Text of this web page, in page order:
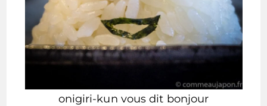
onigiri-kun vous dit bonjour